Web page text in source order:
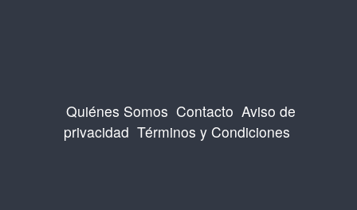
Quiénes Somos Contacto Aviso de
privacidad Términos y Condiciones